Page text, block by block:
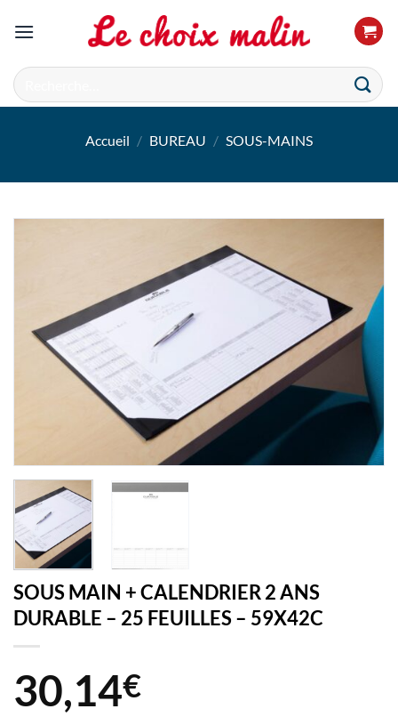
Recherche
pour :
Accueil / BUREAU / SOUS-MAINS
SOUS MAIN + CALENDRIER 2 ANS
DURABLE – 25 FEUILLES – 59X42C
30,14€